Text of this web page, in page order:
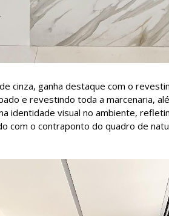
cinza, ganha destaque com o
e revestindo toda a marcenaria,
identidade visual no ambiente,
com o contraponto do quadro de